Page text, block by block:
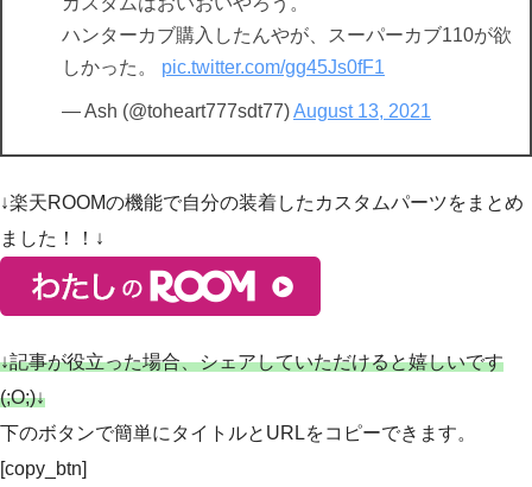
ハンターカブ購入したんやが、スーパーカブ110が欲
しかった。 pic.twitter.com/gg45Js0fF1
— Ash (@toheart777sdt77)August 13, 2021
↓楽天ROOMの機能で自分の装着したカスタムパーツをまとめ
ました！！↓
↓記事が役立った場合、シェアしていただけると嬉しいです
(;O;)↓
下のボタンで簡単にタイトルとURLをコピーできます。
[copy_btn]